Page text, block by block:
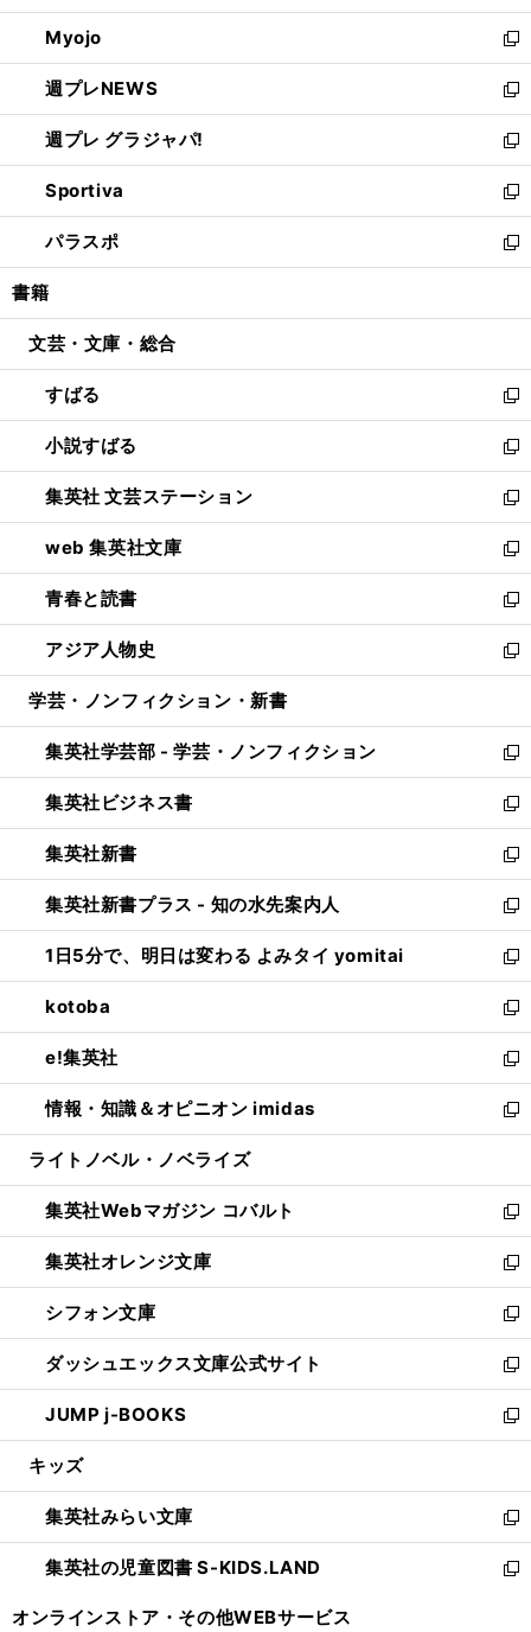
開
く
ウ
で
開
く
ン
ド
ウ
で
開
く
ウ
ィ
ン
ド
ウ
で
開
く
Myojo
新
し
い
ウ
ィ
ン
ド
ウ
で
開
週プレNEWS
新
し
い
ウ
ィ
ン
ド
ウ
開
週プレ グラジャパ!
新
し
い
ウ
ィ
ン
ウ
開
く
Sportiva
新
し
い
ウ
ン
ウ
で
開
く
パラスポ
新
し
ウ
ン
ド
ウ
で
開
く
書籍
文芸・文庫・総合
すばる
新
し
い
ウ
ィ
ン
ド
ウ
で
開
く
小説すばる
新
し
い
ウ
ィ
ン
ド
ウ
で
開
集英社 文芸ステーション
新
し
い
ウ
ィ
ン
ド
ウ
開
く
web 集英社文庫
新
し
い
ウ
ィ
ン
ウ
で
開
く
青春と読書
新
し
い
ウ
ン
ド
ウ
で
開
く
アジア人物史
新
し
ウ
ィ
ン
ド
ウ
で
開
く
学芸・ノンフィクション・新書
集英社学芸部 - 学芸・ノンフィクション
新
し
い
ウ
ィ
ン
ド
ウ
で
開
く
集英社ビジネス書
新
し
い
ウ
ィ
ン
ド
ウ
で
開
く
集英社新書
新
し
い
ウ
ィ
ン
ド
ウ
で
開
く
集英社新書プラス - 知の水先案内人
新
し
い
ウ
ィ
ン
ド
ウ
で
開
1日5分で、明日は変わる よみタイ yomitai
新
し
い
ウ
ィ
ン
ド
ウ
開
く
kotoba
新
し
い
ウ
ィ
ン
ウ
で
開
く
e!集英社
新
し
い
ウ
ン
ド
ウ
で
開
く
情報・知識＆オピニオン imidas
新
し
ウ
ィ
ン
ド
ウ
で
開
く
ライトノベル・ノベライズ
集英社Webマガジン コバルト
新
し
い
ウ
ィ
ン
ド
ウ
で
開
集英社オレンジ文庫
新
し
い
ウ
ィ
ン
ド
ウ
開
く
シフォン文庫
新
し
い
ウ
ィ
ン
ウ
で
開
く
ダッシュエックス文庫公式サイト
新
し
い
ウ
ン
ド
ウ
で
JUMP j-BOOKS
新
し
ウ
ィ
ン
ド
キッズ
集英社みらい文庫
新
し
い
集英社の児童図書 S-KIDS.LAND
新
オンラインストア・ その他WEBサービス